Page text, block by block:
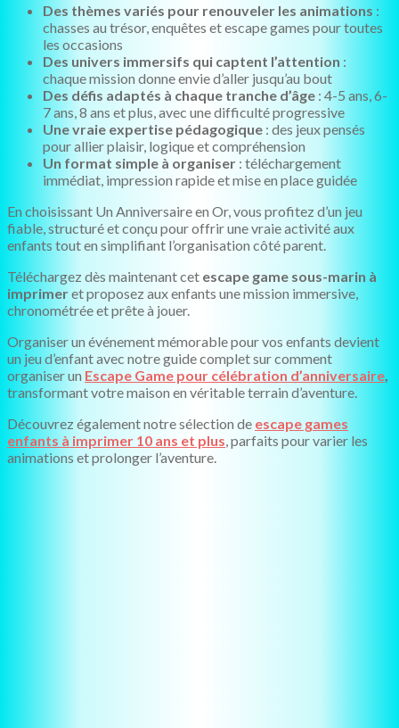
Des thèmes variés pour renouveler les animations :
chasses au trésor, enquêtes et escape games pour toutes
les occasions
Des univers immersifs qui captent l’attention :
chaque mission donne envie d’aller jusqu’au bout
Des défis adaptés à chaque tranche d’âge : 4-5 ans, 6-
7 ans, 8 ans et plus, avec une difficulté progressive
Une vraie expertise pédagogique : des jeux pensés
pour allier plaisir, logique et compréhension
Un format simple à organiser : téléchargement
immédiat, impression rapide et mise en place guidée
En choisissant Un Anniversaire en Or, vous profitez d’un jeu
fiable, structuré et conçu pour offrir une vraie activité aux
enfants tout en simplifiant l’organisation côté parent.
Téléchargez dès maintenant cet escape game sous-marin à
imprimeret proposez aux enfants une mission immersive,
chronométrée et prête à jouer.
Organiser un événement mémorable pour vos enfants devient
un jeu d’enfant avec notre guide complet sur comment
organiser un Escape Game pour célébration d’anniversaire,
transformant votre maison en véritable terrain d’aventure.
Découvrez également notre sélection de escape games
enfants à imprimer 10 ans et plus, parfaits pour varier les
animations et prolonger l’aventure.